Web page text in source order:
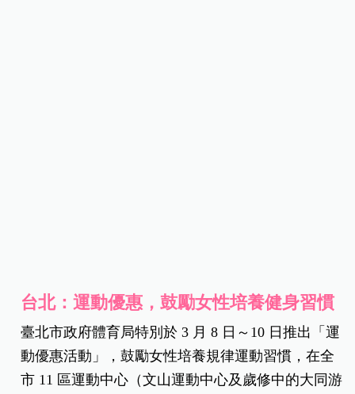
台北：運動優惠，鼓勵女性培養健身習慣
臺北市政府體育局特別於 3 月 8 日～ 10 日推出「運
動優惠活動」，鼓勵女性培養規律運動習慣，在全
市 11 區運動中心（文山運動中心及歲修中的大同游